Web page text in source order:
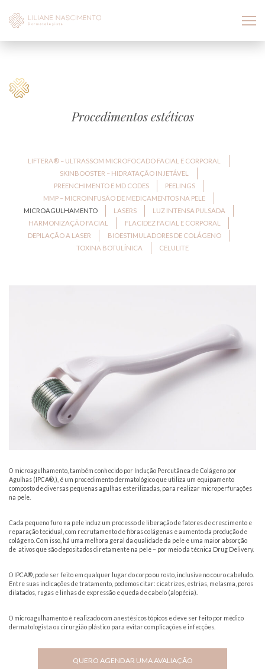
Procedimentos estéticos
LIFTERA® – ULTRASSOM MICROFOCADO FACIAL E CORPORAL
SKINBOOSTER – HIDRATAÇÃO INJETÁVEL
PREENCHIMENTO E MD CODES
PEELINGS
MMP – MICROINFUSÃO DE MEDICAMENTOS NA PELE
MICROAGULHAMENTO
LASERS
LUZ INTENSA PULSADA
HARMONIZAÇÃO FACIAL
FLACIDEZ FACIAL E CORPORAL
DEPILAÇÃO A LASER
BIOESTIMULADORES DE COLÁGENO
TOXINA BOTULÍNICA
CELULITE
O microagulhamento, também conhecido por Indução Percutânea de Colágeno por
Agulhas (IPCA®,), é um procedimento dermatológico que utiliza um equipamento
composto de diversas pequenas agulhas esterilizadas, para realizar microperfurações
na pele.
Cada pequeno furo na pele induz um processo de liberação de fatores de crescimento e
reparação tecidual, com recrutamento de fibras colágenas e aumento da produção de
colágeno. Com isso, há uma melhora geral da qualidade da pele e uma maior absorção
de ativos que são depositados diretamente na pele – por meio da técnica Drug Delivery.
O IPCA®, pode ser feito em qualquer lugar do corpo ou rosto, inclusive no couro cabeludo.
Entre suas indicações de tratamento, podemos citar: cicatrizes, estrias, melasma, poros
dilatados, rugas e linhas de expressão e queda de cabelo (alopécia).
O microagulhamento é realizado com anestésicos tópicos e deve ser feito por médico
dermatologista ou cirurgião plástico para evitar complicações e infecções.
QUERO AGENDAR UMA AVALIAÇÃO